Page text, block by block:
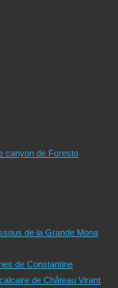
canyon de Foresto
de la Grande Mona
de Constantine
de Château Virant